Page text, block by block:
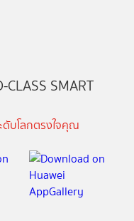
CLASS SMART
บโลกตรงใจคุณ